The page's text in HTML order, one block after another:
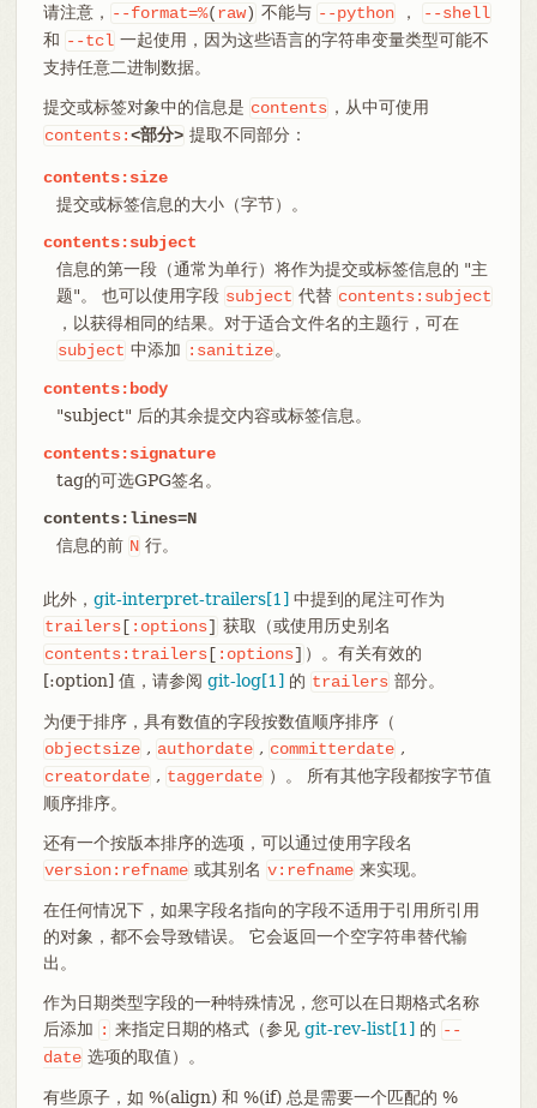
请注意， --format=%(raw) 不能与 --python ，
--shell
和 --tcl 一起使用，因为这些语言的字符串变量类型可能不
支持任意二进制数据。
提交或标签对象中的信息是 contents ，从中可使用
contents:<部分> 提取不同部分：
contents:size
提交或标签信息的大小（字节）。
contents:subject
信息的第一段（通常为单行）将作为提交或标签信息的 "主
题"。 也可以使用字段 subject 代替 contents:subject
，以获得相同的结果。对于适合文件名的主题行，可在
subject 中添加 :sanitize 。
contents:body
"subject" 后的其余提交内容或标签信息。
contents:signature
tag的可选GPG签名。
contents:lines=N
信息的前 N 行。
此外， git-interpret-trailers[1] 中提到的尾注可作为
trailers[ :options] 获取（或使用历史别名
contents:trailers[ :options] ）。有关有效的
[:option] 值，请参阅 git-log[1] 的 trailers 部分。
为便于排序，具有数值的字段按数值顺序排序（
objectsize , authordate , committerdate ,
creatordate , taggerdate ）。 所有其他字段都按字节值
顺序排序。
还有一个按版本排序的选项，可以通过使用字段名
version:refname 或其别名 v:refname 来实现。
在任何情况下，如果字段名指向的字段不适用于引用所引用
的对象，都不会导致错误。 它会返回一个空字符串替代输
出。
作为日期类型字段的一种特殊情况，您可以在日期格式名称
后添加 : 来指定日期的格式（参见 git-rev-list[1] 的 --
date 选项的取值）。
有些原子，如 %(align) 和 %(if) 总是需要一个匹配的 %